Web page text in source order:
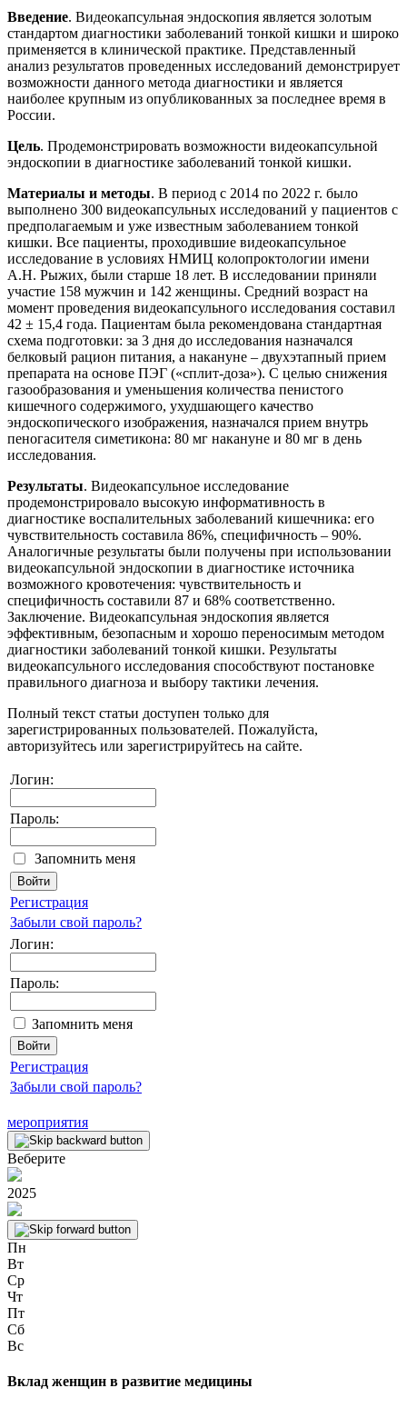
Введение. Видеокапсульная эндоскопия является золотым
стандартом диагностики заболеваний тонкой кишки и широко
применяется в клинической практике. Представленный
анализ результатов проведенных исследований демонстрирует
возможности данного метода диагностики и является
наиболее крупным из опубликованных за последнее время в
России.
Цель. Продемонстрировать возможности видеокапсульной
эндоскопии в диагностике заболеваний тонкой кишки.
Материалы и методы. В период с 2014 по 2022 г. было
выполнено 300 видеокапсульных исследований у пациентов с
предполагаемым и уже известным заболеванием тонкой
кишки. Все пациенты, проходившие видеокапсульное
исследование в условиях НМИЦ колопроктологии имени
А.Н. Рыжих, были старше 18 лет. В исследовании приняли
участие 158 мужчин и 142 женщины. Средний возраст на
момент проведения видеокапсульного исследования составил
42 ± 15,4 года. Пациентам была рекомендована стандартная
схема подготовки: за 3 дня до исследования назначался
белковый рацион питания, а накануне – двухэтапный прием
препарата на основе ПЭГ («сплит-доза»). С целью снижения
газообразования и уменьшения количества пенистого
кишечного содержимого, ухудшающего качество
эндоскопического изображения, назначался прием внутрь
пеногасителя симетикона: 80 мг накануне и 80 мг в день
исследования.
Результаты. Видеокапсульное исследование
продемонстрировало высокую информативность в
диагностике воспалительных заболеваний кишечника: его
чувствительность составила 86%, специфичность – 90%.
Аналогичные результаты были получены при использовании
видеокапсульной эндоскопии в диагностике источника
возможного кровотечения: чувствительность и
специфичность составили 87 и 68% соответственно.
Заключение. Видеокапсульная эндоскопия является
эффективным, безопасным и хорошо переносимым методом
диагностики заболеваний тонкой кишки. Результаты
видеокапсульного исследования способствуют постановке
правильного диагноза и выбору тактики лечения.
Полный текст статьи доступен только для
зарегистрированных пользователей. Пожалуйста,
авторизуйтесь или зарегистрируйтесь на сайте.
Логин:
Пароль:
Запомнить меня
Регистрация
Забыли свой пароль?
Логин:
Пароль:
Запомнить меня
Регистрация
Забыли свой пароль?
мероприятия
Веберите
2025
Пн
Вт
Ср
Чт
Пт
Сб
Вс
Вклад женщин в развитие медицины